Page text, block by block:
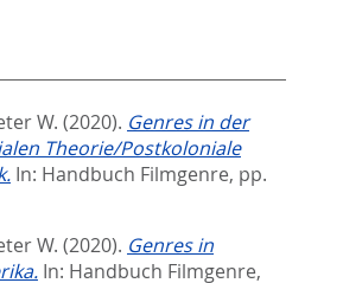
W. (2020). Genres in der
Theorie/Postkoloniale
In: Handbuch Filmgenre, pp.
W. (2020). Genres in
In: Handbuch Filmgenre,